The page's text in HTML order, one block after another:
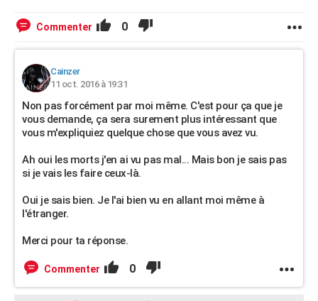
Commenter 0
Cainzer
11 oct. 2016 à 19:31
Non pas forcément par moi même. C'est pour ça que je
vous demande, ça sera surement plus intéressant que
vous m'expliquiez quelque chose que vous avez vu.
Ah oui les morts j'en ai vu pas mal... Mais bon je sais pas
si je vais les faire ceux-là.
Oui je sais bien. Je l'ai bien vu en allant moi même à
l'étranger.
Merci pour ta réponse.
Commenter 0